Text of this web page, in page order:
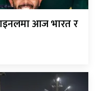
आज भारत र